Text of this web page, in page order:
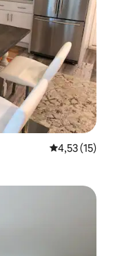
4,53 av 5 i
4,53 (15)